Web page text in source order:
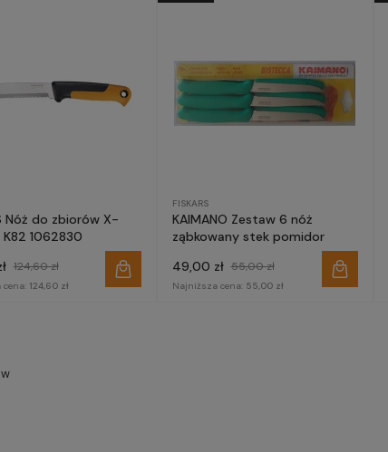
Nóż do zbiorów X-
1062830
124,60 zł
124,60 zł
FISKARS
KAIMANO Zestaw 6 nóż
ząbkowany stek pomidor
49,00 zł 55,00 zł
Najniższa cena: 55,00 zł